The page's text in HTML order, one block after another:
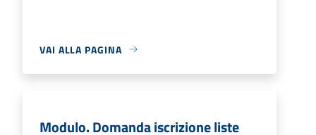
VAI ALLA PAGINA
Modulo. Domanda iscrizione liste